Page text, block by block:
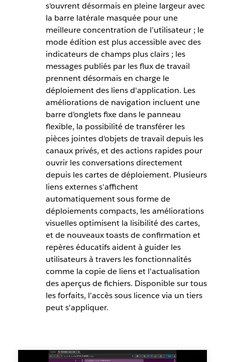
s'ouvrent désormais en pleine largeur avec
la barre latérale masquée pour une
meilleure concentration de l’utilisateur ; le
mode édition est plus accessible avec des
indicateurs de champs plus clairs ; les
messages publiés par les flux de travail
prennent désormais en charge le
déploiement des liens d'application. Les
améliorations de navigation incluent une
barre d'onglets fixe dans le panneau
flexible, la possibilité de transférer les
pièces jointes d'objets de travail depuis les
canaux privés, et des actions rapides pour
ouvrir les conversations directement
depuis les cartes de déploiement. Plusieurs
liens externes s'affichent
automatiquement sous forme de
déploiements compacts, les améliorations
visuelles optimisent la lisibilité des cartes,
et de nouveaux toasts de confirmation et
repères éducatifs aident à guider les
utilisateurs à travers les fonctionnalités
comme la copie de liens et l'actualisation
des aperçus de fichiers. Disponible sur tous
les forfaits, l'accès sous licence via un tiers
peut s'appliquer.